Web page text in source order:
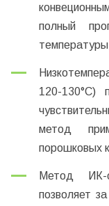
полный
120-130°С)
метод
порошковых
Метод ИК-
позволяет